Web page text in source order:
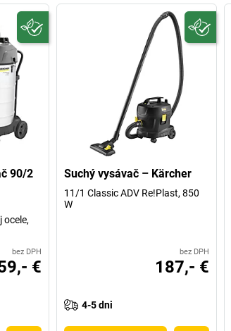
90/2
ocele,
bez DPH
€
Suchý vysávač – Kärcher
11/1 Classic ADV Re!Plast, 850
W
bez DPH
187,- €
4-5 dni